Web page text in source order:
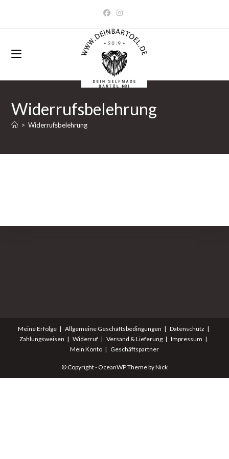
Widerrufsbelehrung
> Widerrufsbelehrung
Meine Erfolge Allgemeine Geschäftsbedingungen
Datenschutz
Zahlungsweisen
Widerruf Versand & Lieferung
Impressum
Mein Konto
Geschäftspartner
© Copyright - OceanWP Theme by Nick